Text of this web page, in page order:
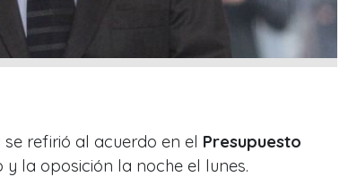
se refirió al acuerdo en el Presupuesto
la oposición la noche el lunes.